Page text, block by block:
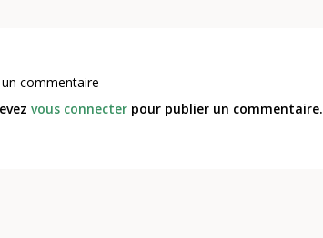
commentaire
vous connecterpour publier un commentaire.